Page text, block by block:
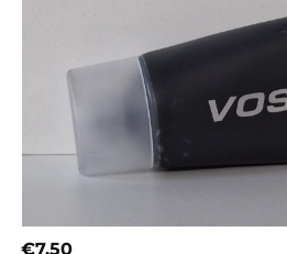
€7.50